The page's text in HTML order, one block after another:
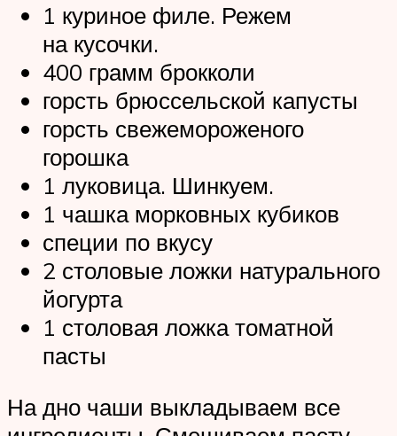
1 куриное филе. Режем
на кусочки.
400 грамм брокколи
горсть брюссельской капусты
горсть свежемороженого
горошка
1 луковица. Шинкуем.
1 чашка морковных кубиков
специи по вкусу
2 столовые ложки натурального
йогурта
1 столовая ложка томатной
пасты
На дно чаши выкладываем все